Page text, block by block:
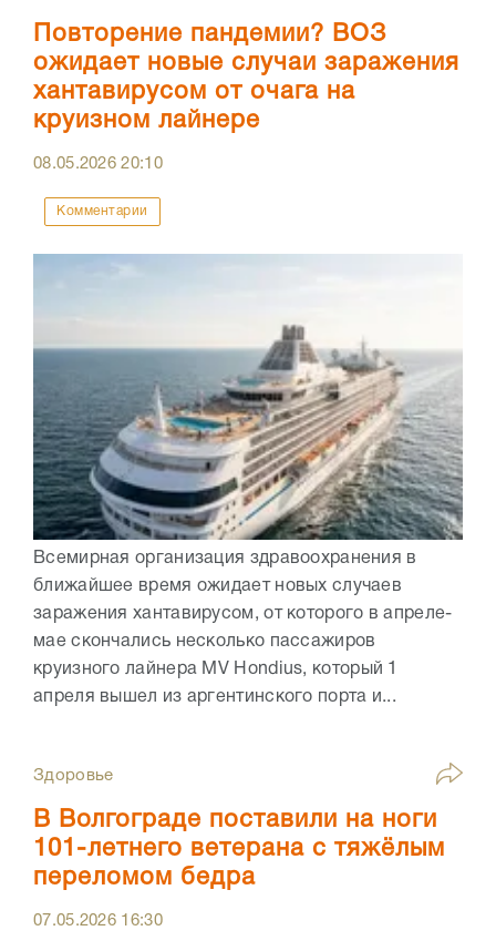
Повторение пандемии? ВОЗ
ожидает новые случаи заражения
хантавирусом от очага на
круизном лайнере
08.05.202620:10
Комментарии
Всемирная организация здравоохранения в
ближайшее время ожидает новых случаев
заражения хантавирусом, от которого в апреле-
мае скончались несколько пассажиров
круизного лайнера MV Hondius, который 1
апреля вышел из аргентинского порта и...
Здоровье
В Волгограде поставили на ноги
101-летнего ветерана с тяжёлым
переломом бедра
07.05.2026 16:30